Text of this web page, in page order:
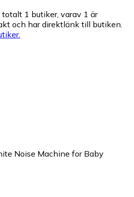
1 butiker, varav 1 är
och har direktlänk till butiken.
Noise Machine for Baby